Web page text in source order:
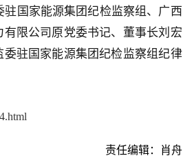
国家能源集团纪检监察组、广西
限公司原党委书记、董事长刘宏
驻国家能源集团纪检监察组纪律
责任编辑：肖舟